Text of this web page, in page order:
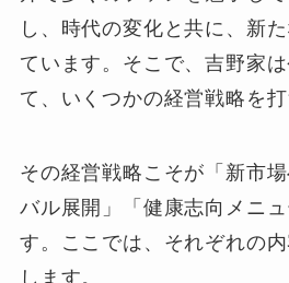
し、時代の変化と共に、新
ています。そこで、吉野家
て、いくつかの経営戦略を打
その経営戦略こそが「新市
バル展開」「健康志向メニ
す。ここでは、それぞれの
します。